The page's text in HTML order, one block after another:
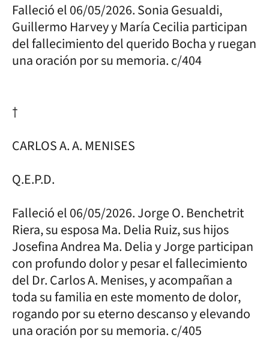
Falleció el 06/05/2026. Sonia Gesualdi,
Guillermo Harvey y María Cecilia participan
del fallecimiento del querido Bocha y ruegan
una oración por su memoria. c/404
†
CARLOS A. A. MENISES
Q.E.P.D.
Falleció el 06/05/2026. Jorge O. Benchetrit
Riera, su esposa Ma. Delia Ruiz, sus hijos
Josefina Andrea Ma. Delia y Jorge participan
con profundo dolor y pesar el fallecimiento
del Dr. Carlos A. Menises, y acompañan a
toda su familia en este momento de dolor,
rogando por su eterno descanso y elevando
una oración por su memoria. c/405